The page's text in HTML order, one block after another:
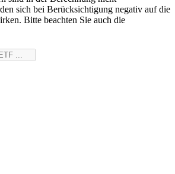
sich bei Berücksichtigung negativ auf die
Bitte beachten Sie auch die